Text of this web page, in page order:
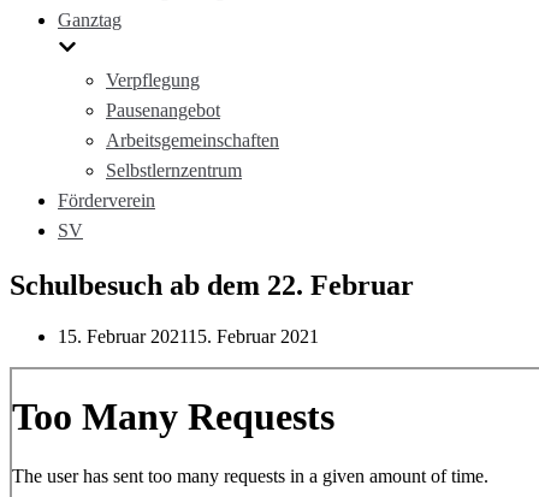
Ganztag
Verpflegung
Pausenangebot
Arbeitsgemeinschaften
Selbstlernzentrum
Förderverein
SV
Schulbesuch ab dem 22. Februar
15. Februar 202115. Februar 2021